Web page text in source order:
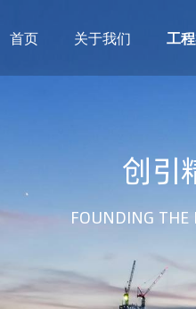
首页 关于我们 工
创引
FOUNDING THE